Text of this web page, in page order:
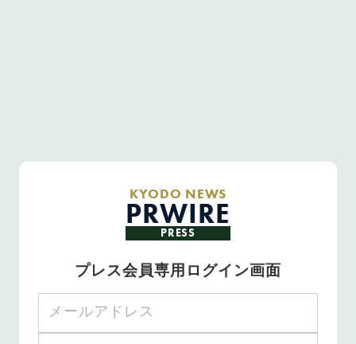
KYODO NEWS
PRWIRE
PRESS
プレス会員専用ログイン画面